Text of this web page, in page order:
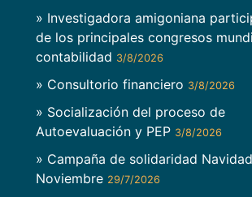
» Investigadora amigoniana
de los principales congresos
contabilidad 3/8/2026
» Consultorio financiero 3/8/2026
» Socialización del proceso de
Autoevaluación y PEP 3/8/2026
» Campaña de solidaridad
Noviembre 29/7/2026